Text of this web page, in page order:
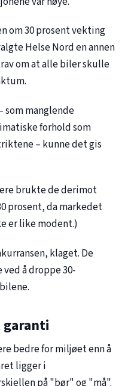
om 30 prosent vekting
Helse Nord en annen
om at alle biler skulle
som manglende
forhold som
– kunne det gis
brukte de derimot
prosent, da markedet
er like modent.)
klaget. De
å droppe 30-
bedre for miljøet enn å
ligger i
på "bør" og "må".